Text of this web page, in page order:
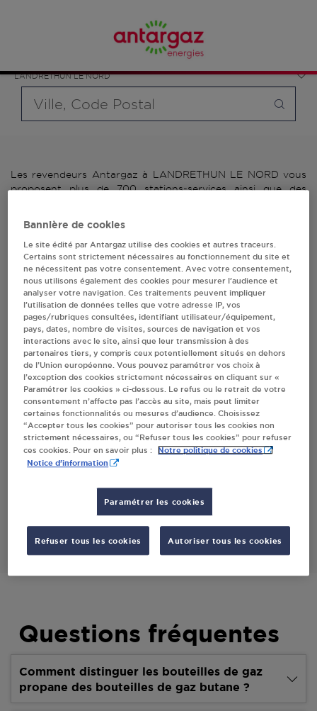
LANDRETHUN LE NORD
bouteille souhaité et le type de point de vente (revendeur /
distributeur automatique de bouteilles de gaz ou station GPL
carburant)
Les revendeurs Antargaz à LANDRETHUN LE NORD vous
proposent plus de 700 stations-services ainsi que des
l'adresse, le numéro de téléphone de votre stations GPL ou
distributeurs de bouteilles de gaz.
1 revendeur(s) Antargaz
à LANDRETHUN LE
NORD
Villes
CARREFOUR CONTACT LANDRETHUN LE
NORD
CARREFOUR CONTACT
RUE JEAN MONNET
S'Y RENDRE
Questions fréquentes
Comment distinguer les bouteilles de gaz
propane des bouteilles de gaz butane ?
Bannière de cookies
Le site édité par Antargaz utilise des cookies et autres traceurs.
Certains sont strictement nécessaires au fonctionnement du site et
ne nécessitent pas votre consentement. Avec votre consentement,
nous utilisons également des cookies pour mesurer l’audience et
analyser votre navigation. Ces traitements peuvent impliquer
l’utilisation de données telles que votre adresse IP, vos
pages/rubriques consultées, identifiant utilisateur/équipement,
pays, dates, nombre de visites, sources de navigation et vos
interactions avec le site, ainsi que leur transmission à des
partenaires tiers, y compris ceux potentiellement situés en dehors
de l’Union européenne. Vous pouvez paramétrer vos choix à
l’exception des cookies strictement nécessaires en cliquant sur «
Paramétrer les cookies » ci-dessous. Le refus ou le retrait de votre
consentement n’affecte pas l’accès au site, mais peut limiter
certaines fonctionnalités ou mesures d’audience. Choisissez
“Accepter tous les cookies” pour autoriser tous les cookies non
strictement nécessaires, ou “Refuser tous les cookies” pour refuser
ces cookies. Pour en savoir plus :
Notre politique de cookies
Notice d'information
Paramétrer les cookies
Refuser tous les cookies Autoriser tous les cookies